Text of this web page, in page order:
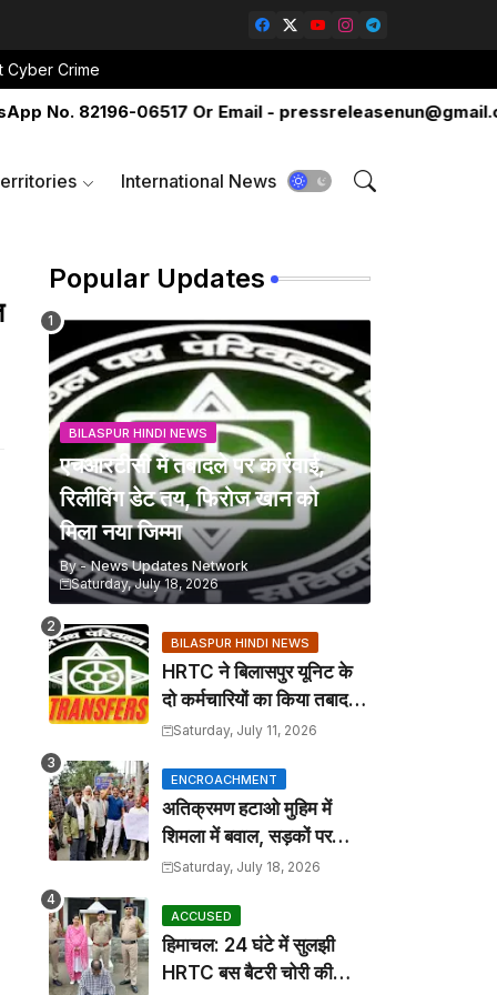
Cyber Crime
82196-06517 Or Email - pressreleasenun@gmail.com
International News
Popular Updates
BILASPUR HINDI NEWS
एचआरटीसी में तबादले पर कार्रवाई,
रिलीविंग डेट तय, फिरोज खान को
मिला नया जिम्मा
By - News Updates Network
Saturday, July 18, 2026
BILASPUR HINDI NEWS
HRTC ने बिलासपुर यूनिट के
दो कर्मचारियों का किया तबादला,
कार्यालय आदेश जारी
Saturday, July 11, 2026
ENCROACHMENT
अतिक्रमण हटाओ मुहिम में
शिमला में बवाल, सड़कों पर
कटोरा लेकर उतरे तहबाजारी
Saturday, July 18, 2026
ACCUSED
हिमाचल: 24 घंटे में सुलझी
HRTC बस बैटरी चोरी की